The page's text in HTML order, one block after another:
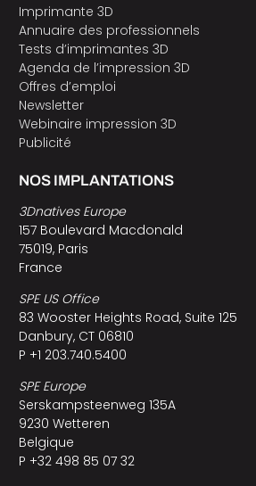
Imprimante 3D
Annuaire des professionnels
Tests d’imprimantes 3D
Agenda de l’impression 3D
Offres d’emploi
Newsletter
Webinaire impression 3D
Publicité
NOS IMPLANTATIONS
3Dnatives Europe
157 Boulevard Macdonald
75019, Paris
France
SPE US Office
83 Wooster Heights Road, Suite 125
Danbury, CT 06810
P +1 203.740.5400
SPE Europe
Serskampsteenweg 135A
9230 Wetteren
Belgique
P +32 498 85 07 32